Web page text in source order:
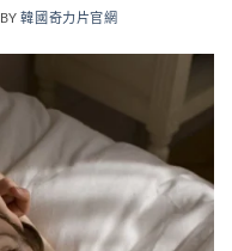
BY韓國奇力片官網